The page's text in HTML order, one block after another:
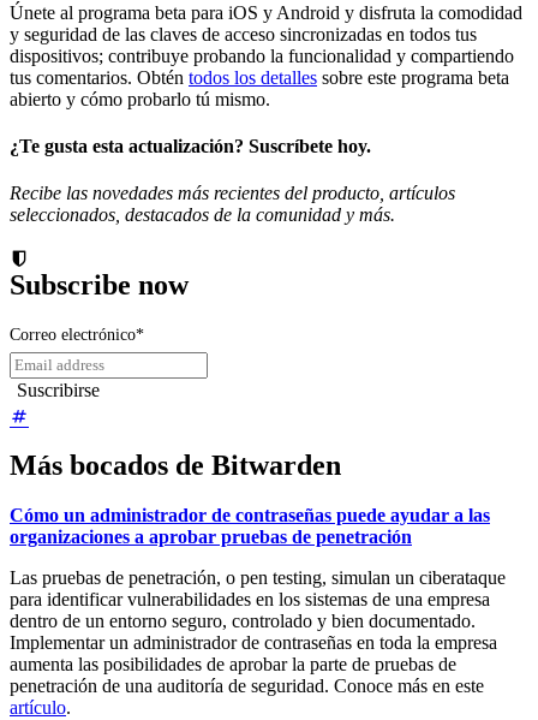
Únete al programa beta para iOS y Android y disfruta la comodidad
y seguridad de las claves de acceso sincronizadas en todos tus
dispositivos; contribuye probando la funcionalidad y compartiendo
tus comentarios. Obtén todos los detalles sobre este programa beta
abierto y cómo probarlo tú mismo.
¿Te gusta esta actualización? Suscríbete hoy.
Recibe las novedades más recientes del producto, artículos
seleccionados, destacados de la comunidad y más.
Subscribe now
Correo electrónico*
Más bocados de Bitwarden
Cómo un administrador de contraseñas puede ayudar a las
organizaciones a aprobar pruebas de penetración
Las pruebas de penetración, o pen testing, simulan un ciberataque
para identificar vulnerabilidades en los sistemas de una empresa
dentro de un entorno seguro, controlado y bien documentado.
Implementar un administrador de contraseñas en toda la empresa
aumenta las posibilidades de aprobar la parte de pruebas de
penetración de una auditoría de seguridad. Conoce más en este
artículo.